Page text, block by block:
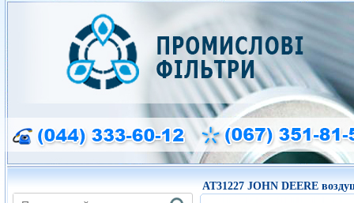
AT31227 JOHN DEERE